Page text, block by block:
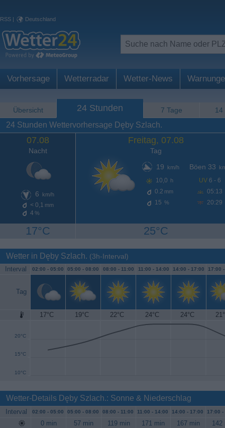
RSS | Deutschland
Vorhersage Wetterradar Wetter-News
Übersicht 24 Stunden 7 Tage 14
24 Stunden Wettervorhersage Dęby Szlach.
07.08
Nacht
6 km/h
< 0,1 mm
4 %
17°C
Freitag, 07.08
Tag
19
km/h
10,0 h
0.2 mm
15 %
Böen 33
UV 6 - 6
05:13
20:29
25°C
Wetter in Dęby Szlach. (3h-Interval)
Interval 02:00 - 05:00 05:00 - 08:00 08:00 - 11:00 11:00 - 14:00 14:00 - 17:00 17:00
Tag
17°C 19°C 22°C 24°C 24°C
10°C
15°C
20°C
25°C
Wetter-Details Dęby Szlach.: Sonne & Niederschlag
Interval 02:00 - 05:00 05:00 - 08:00 08:00 - 11:00 11:00 - 14:00 14:00 - 17:00 17:00 -
0 min 57 min 119 min 171 min 167 min 142